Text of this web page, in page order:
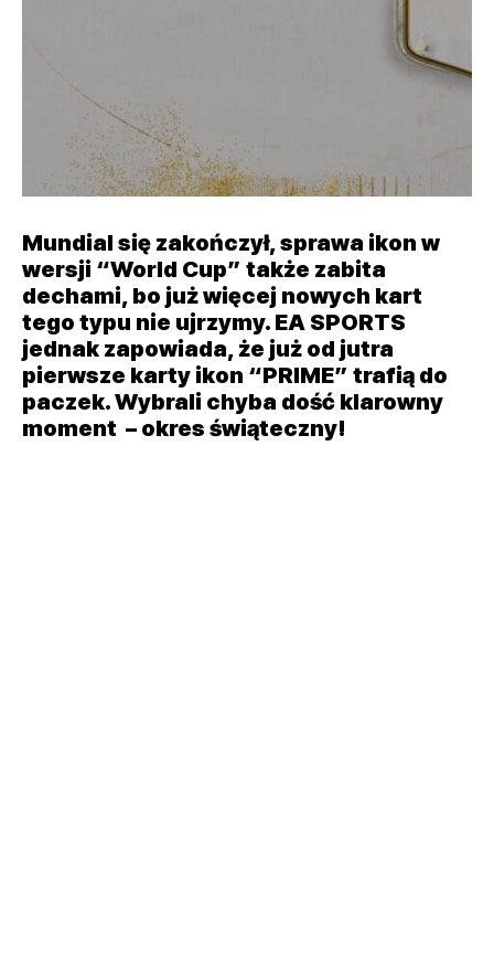
Mundial się zakończył, sprawa ikon w
wersji “World Cup” także zabita
dechami, bo już więcej nowych kart
tego typu nie ujrzymy. EA SPORTS
jednak zapowiada, że już od jutra
pierwsze karty ikon “PRIME” trafią do
paczek. Wybrali chyba dość klarowny
moment – okres świąteczny!